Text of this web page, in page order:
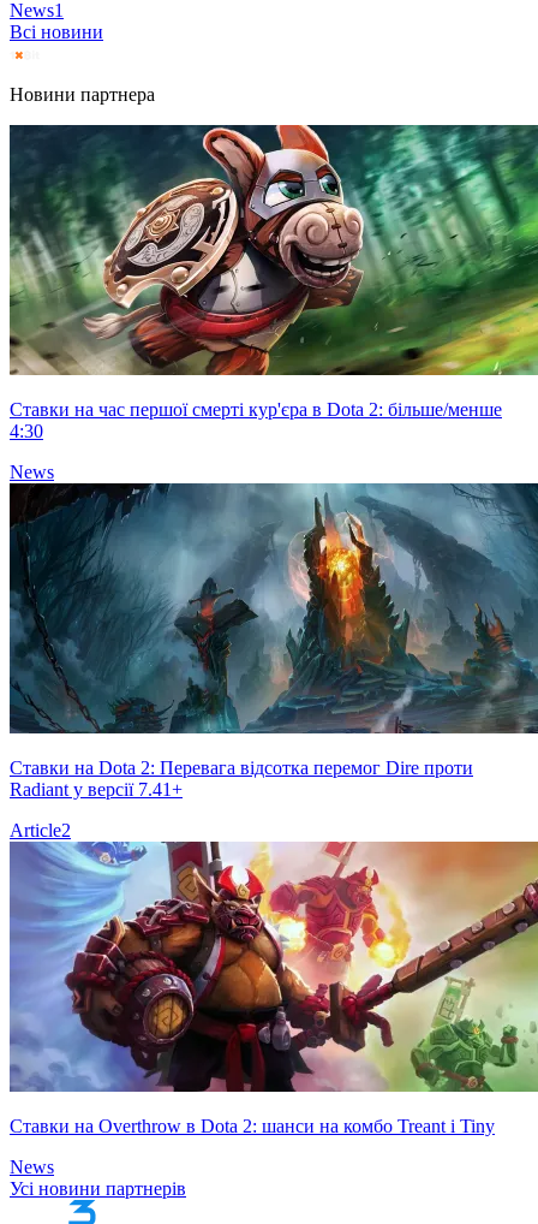
News1
Всі новини
Новини партнера
Ставки на час першої смерті кур'єра в Dota 2: більше/менше
4:30
News
Ставки на Dota 2: Перевага відсотка перемог Dire проти
Radiant у версії 7.41+
Article2
Ставки на Overthrow в Dota 2: шанси на комбо Treant і Tiny
News
Усі новини партнерів